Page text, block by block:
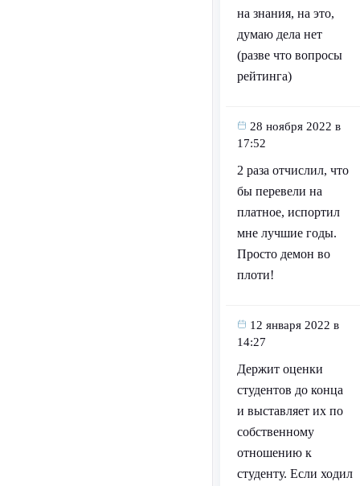
на знания, на это,
думаю дела нет
(разве что вопросы
рейтинга)
28 ноября 2022 в
17:52
2 раза отчислил, что
бы перевели на
платное, испортил
мне лучшие годы.
Просто демон во
плоти!
12 января 2022 в
14:27
Держит оценки
студентов до конца
и выставляет их по
собственному
отношению к
студенту. Если ходил